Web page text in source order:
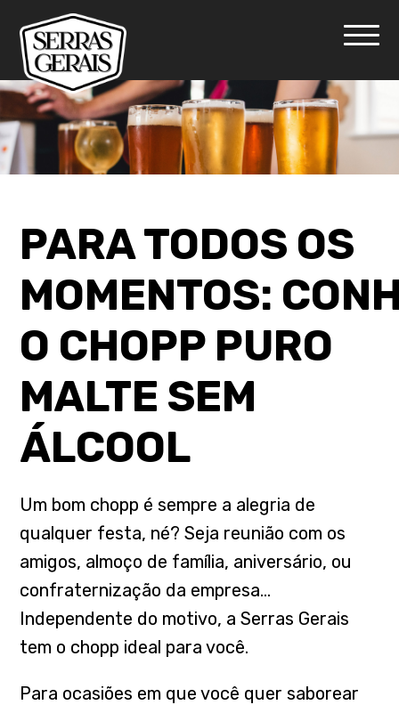
PARA TODOS OS
MOMENTOS:
O CHOPP PURO
MALTE SEM
ÁLCOOL
Um bom chopp é sempre a alegria de
qualquer festa, né? Seja reunião com os
amigos, almoço de família, aniversário, ou
confraternização da empresa…
Independente do motivo, a Serras Gerais
tem o chopp ideal para você.
Para ocasiões em que você quer saborear